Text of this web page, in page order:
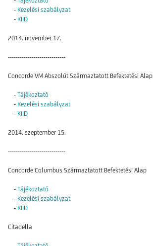
- Kezelési szabályzat
- KIID
2014. november 17.
-----------------------------
Concorde VM Abszolút Származtatott Befektetési Alap
- Tájékoztató
- Kezelési szabályzat
- KIID
2014. szeptember 15.
-----------------------------
Concorde Columbus Származtatott Befektetési Alap
- Tájékoztató
- Kezelési szabályzat
- KIID
Citadella